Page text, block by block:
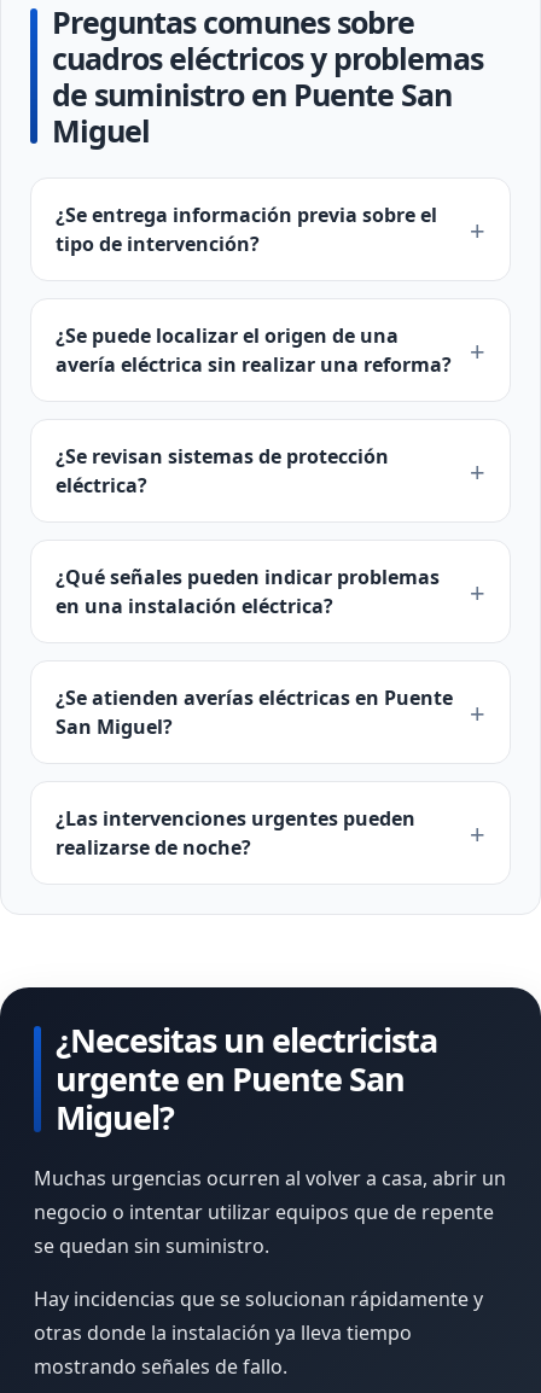
Preguntas comunes sobre
cuadros eléctricos y problemas
de suministro en Puente San
Miguel
¿Se entrega información previa sobre el
tipo de intervención?
¿Se puede localizar el origen de una
avería eléctrica sin realizar una reforma?
¿Se revisan sistemas de protección
eléctrica?
¿Qué señales pueden indicar problemas
en una instalación eléctrica?
¿Se atienden averías eléctricas en Puente
San Miguel?
¿Las intervenciones urgentes pueden
realizarse de noche?
¿Necesitas un electricista
urgente en Puente San
Miguel?
Muchas urgencias ocurren al volver a casa, abrir un
negocio o intentar utilizar equipos que de repente
se quedan sin suministro.
Hay incidencias que se solucionan rápidamente y
otras donde la instalación ya lleva tiempo
mostrando señales de fallo.